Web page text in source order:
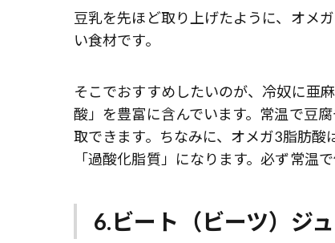
豆乳を先ほど取り上げたように、オメ
い食材です。
そこでおすすめしたいのが、冷奴に亜
酸」を豊富に含んでいます。常温で豆
取できます。ちなみに、オメガ3脂肪
「過酸化脂質」になります。必ず常温
6.ビート（ビーツ）ジ